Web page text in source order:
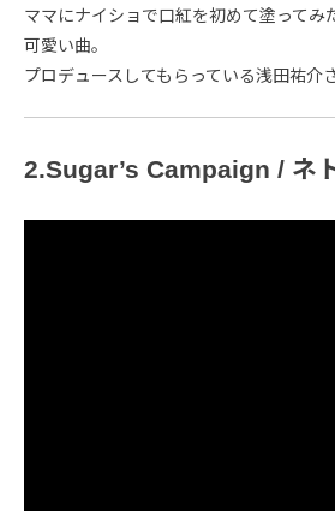
ママにナイショで口紅を初めて塗ってみ
可愛い曲。
プロデュースしてもらっている浅田祐
2.Sugar’s Campaign / ネ